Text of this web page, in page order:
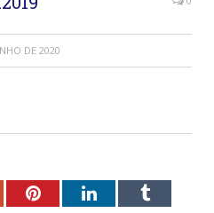
DE 2020
PinterestLinkedInTumblr